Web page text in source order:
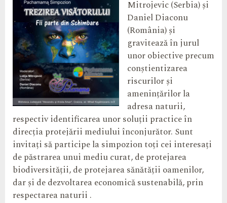
Mitrojevic (Serbia) și
Daniel Diaconu
(România) și
gravitează în jurul
unor obiective precum
conștientizarea
riscurilor și
amenințărilor la
adresa naturii,
respectiv identificarea unor soluții practice în
direcția protejării mediului înconjurător. Sunt
invitați să participe la simpozion toți cei interesați
de păstrarea unui mediu curat, de protejarea
biodiversității, de protejarea sănătății oamenilor,
dar și de dezvoltarea economică sustenabilă, prin
respectarea naturii .